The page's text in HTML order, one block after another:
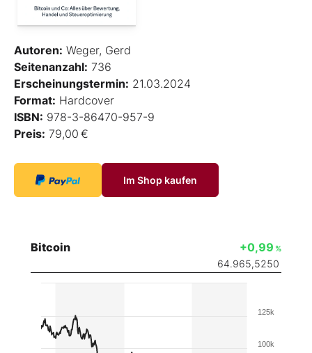
Autoren: Weger, Gerd
Seitenanzahl: 736
Erscheinungstermin: 21.03.2024
Format: Hardcover
ISBN: 978-3-86470-957-9
Preis: 79,00 €
Im Shop kaufen
Bitcoin +0,99 %
64.965,5250
100k
125k